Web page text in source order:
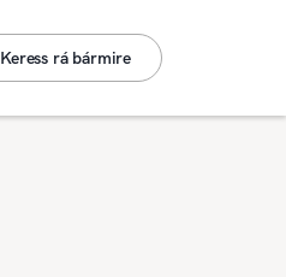
Keress rá bármire